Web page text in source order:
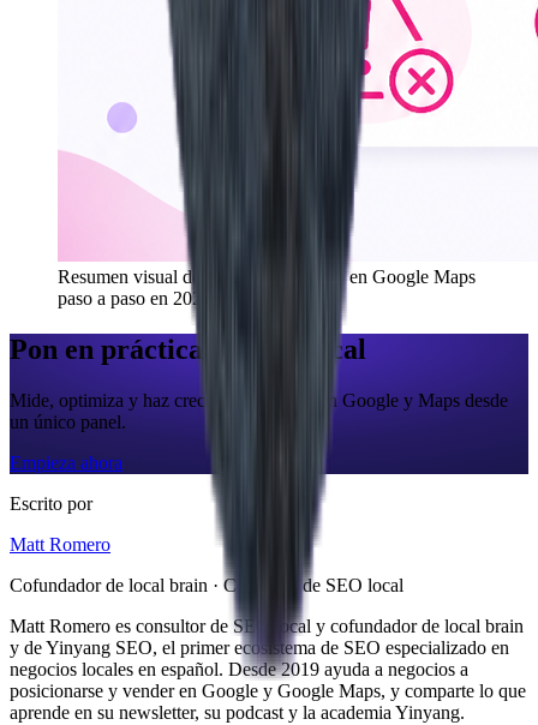
Resumen visual de «
Verificar negocio en Google Maps
paso a paso en 2026
Pon en práctica tu SEO local
Mide, optimiza y haz crecer tu presencia en Google y Maps desde
un único panel.
Empieza ahora
Escrito por
Matt Romero
Cofundador de local brain · Consultor de SEO local
Matt Romero es consultor de SEO local y cofundador de local brain
y de Yinyang SEO, el primer ecosistema de SEO especializado en
negocios locales en español. Desde 2019 ayuda a negocios a
posicionarse y vender en Google y Google Maps, y comparte lo que
aprende en su newsletter, su podcast y la academia Yinyang.